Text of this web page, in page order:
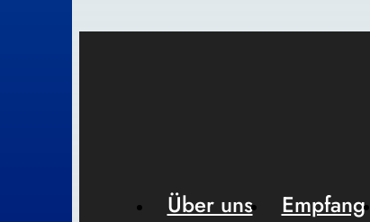
Über uns Empfang